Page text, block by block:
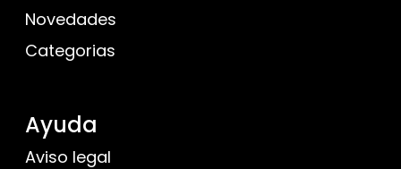
Novedades
Categorias
Ayuda
Aviso legal